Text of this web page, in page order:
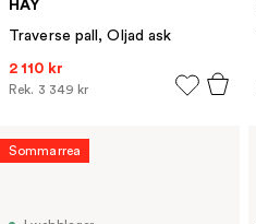
HAY
Traverse pall, Oljad ask
2 110 kr
Rek. 3 349 kr
Sommarrea